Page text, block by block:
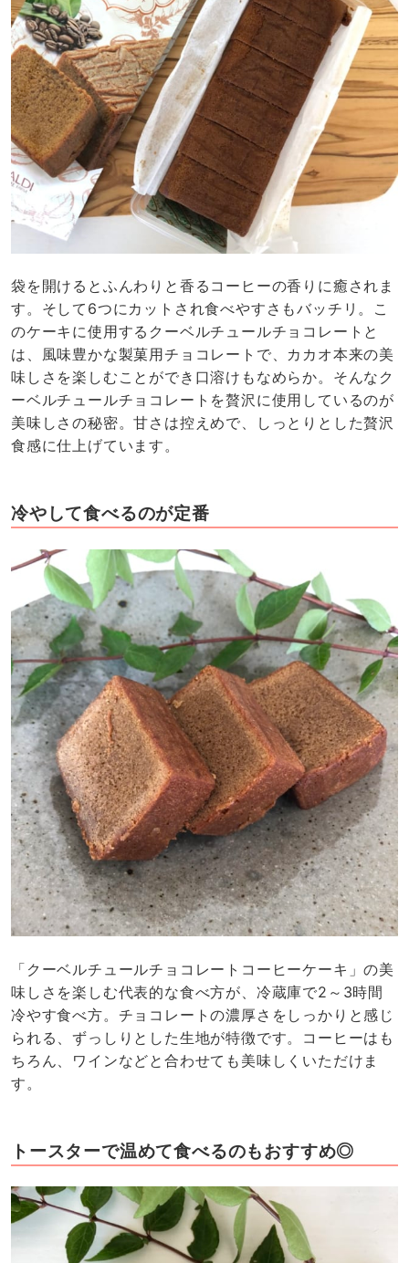
袋を開けるとふんわりと香るコーヒーの香りに癒されま
す。そして6つにカットされ食べやすさもバッチリ。こ
のケーキに使用するクーベルチュールチョコレートと
は、風味豊かな製菓用チョコレートで、カカオ本来の美
味しさを楽しむことができ口溶けもなめらか。そんなク
ーベルチュールチョコレートを贅沢に使用しているのが
美味しさの秘密。甘さは控えめで、しっとりとした贅沢
食感に仕上げています。
冷やして食べるのが定番
「クーベルチュールチョコレートコーヒーケーキ」の美
味しさを楽しむ代表的な食べ方が、冷蔵庫で2～3時間
冷やす食べ方。チョコレートの濃厚さをしっかりと感じ
られる、ずっしりとした生地が特徴です。コーヒーはも
ちろん、ワインなどと合わせても美味しくいただけま
す。
トースターで温めて食べるのもおすすめ◎